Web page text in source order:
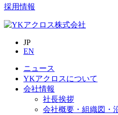
採用情報
JP
EN
ニュース
YKアクロスについて
会社情報
社長挨拶
会社概要・組織図・